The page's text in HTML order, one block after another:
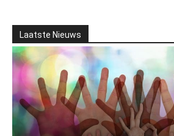
Laatste Nieuws